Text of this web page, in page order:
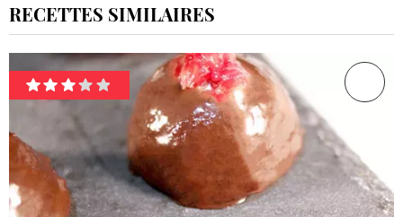
RECETTES SIMILAIRES